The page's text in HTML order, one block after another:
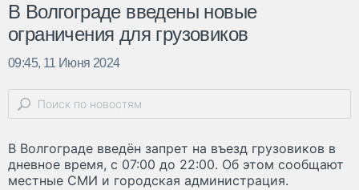
В Волгограде введены новые
ограничения для грузовиков
09:45, 11 Июня 2024
В Волгограде введён запрет на въезд грузовиков в
дневное время, с 07:00 до 22:00. Об этом сообщают
местные СМИ и городская администрация.